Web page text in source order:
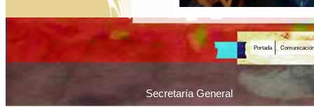
Portada Comunicación
Secretaría General